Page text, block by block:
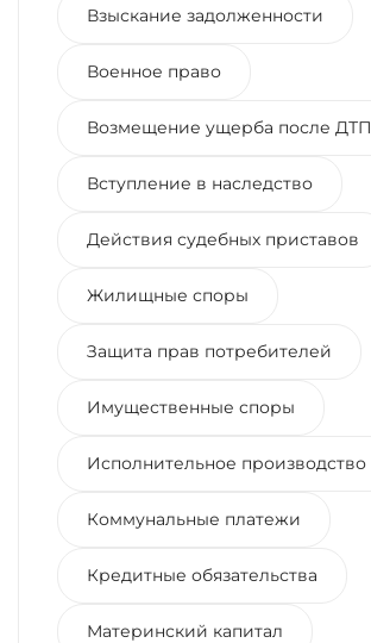
Взыскание задолженности
Военное право
Возмещение ущерба после ДТП
Вступление в наследство
Действия судебных приставов
Жилищные споры
Защита прав потребителей
Имущественные споры
Исполнительное производство
Коммунальные платежи
Кредитные обязательства
Материнский капитал